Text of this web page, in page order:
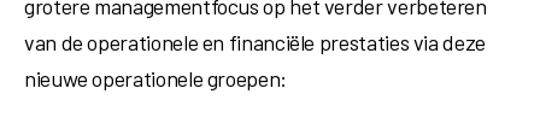
grotere managementfocus op het verder verbeteren
van de operationele en financiële prestaties via deze
nieuwe operationele groepen: